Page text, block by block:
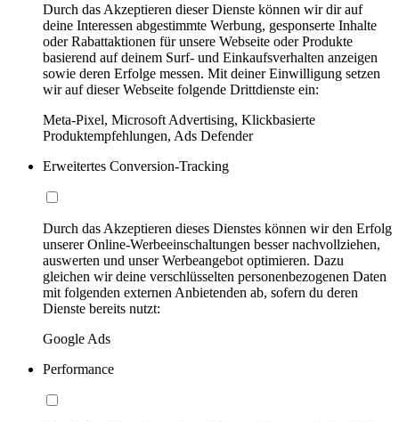
Durch das Akzeptieren dieser Dienste können wir dir auf
deine Interessen abgestimmte Werbung, gesponserte Inhalte
oder Rabattaktionen für unsere Webseite oder Produkte
basierend auf deinem Surf- und Einkaufsverhalten anzeigen
sowie deren Erfolge messen. Mit deiner Einwilligung setzen
wir auf dieser Webseite folgende Drittdienste ein:
Meta-Pixel, Microsoft Advertising, Klickbasierte
Produktempfehlungen, Ads Defender
Erweitertes Conversion-Tracking
Durch das Akzeptieren dieses Dienstes können wir den Erfolg
unserer Online-Werbeeinschaltungen besser nachvollziehen,
auswerten und unser Werbeangebot optimieren. Dazu
gleichen wir deine verschlüsselten personenbezogenen Daten
mit folgenden externen Anbietenden ab, sofern du deren
Dienste bereits nutzt:
Google Ads
Performance